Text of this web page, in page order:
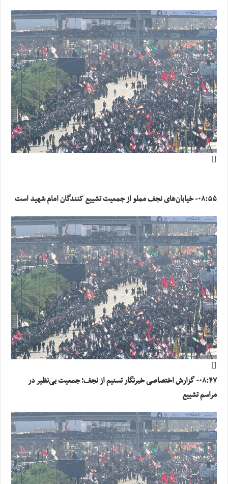
۰۸:۵۵- خیابان‌های نجف مملو از جمعیت تشییع کنندگان امام شهید است
۰۸:۴۷- گزارش اختصاصی خبرنگار تسنیم از نجف؛ جمعیت بی‌نظیر در
مراسم تشییع